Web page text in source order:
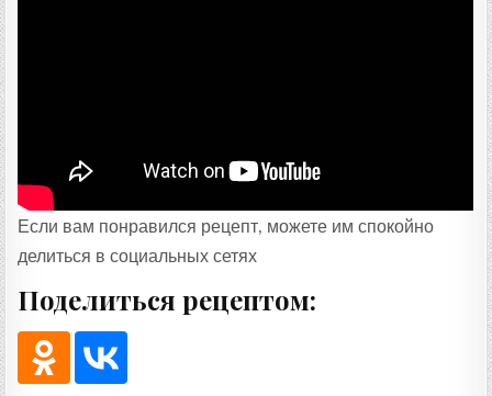
Если вам понравился рецепт, можете им спокойно
делиться в социальных сетях
Поделиться рецептом: